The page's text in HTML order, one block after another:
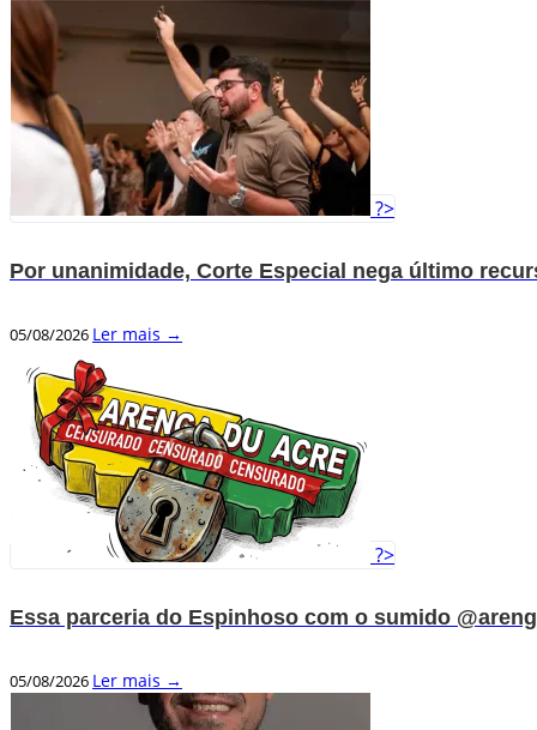
?>
Por unanimidade, Corte Especial nega último
05/08/2026 Ler mais →
?>
Essa parceria do Espinhoso com o sumido
05/08/2026 Ler mais →